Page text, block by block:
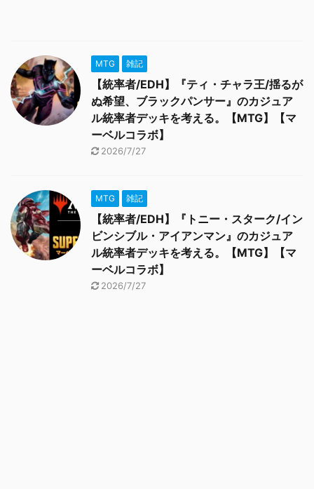
MTG 雑記
【統率者/EDH】『ティ・チャラ王/揺るが
ぬ希望、ブラックパンサー』のカジュア
ル統率者デッキを考える。【MTG】【マ
ーベルコラボ】
2026/7/27
MTG 雑記
【統率者/EDH】『トニー・スターク/イン
ビンシブル・アイアンマン』のカジュア
ル統率者デッキを考える。【MTG】【マ
ーベルコラボ】
2026/7/27